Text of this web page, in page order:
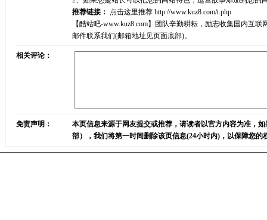
推荐链接： 点击这里推荐 http://www.kuz8.com/t.php
【酷站吧-www.kuz8.com】团队辛勤耕耘，励志收集国内互
邮件联系我们(邮箱地址见页面底部)。
相关评论：
免责声明：
本页信息来源于网友提交或推荐，请读者以官方内容为准，
部），我们将第一时间删除该页信息(24小时内)，以保障您的